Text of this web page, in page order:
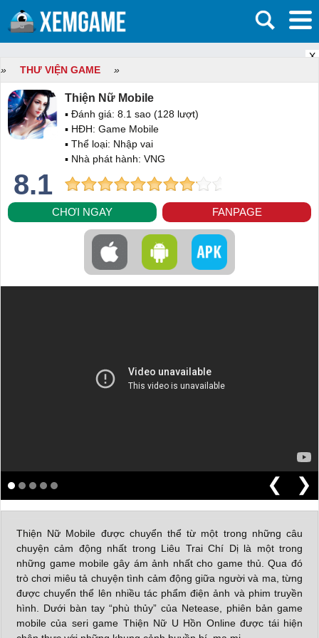
X
»
THƯ VIỆN GAME »
Thiện Nữ Mobile
▪ Đánh giá: 8.1 sao (128 lượt)
▪ HĐH: Game Mobile
▪ Thể loại: Nhập vai
▪ Nhà phát hành: VNG
8.1
CHƠI NGAY FANPAGE
❮ ❯
Thiện Nữ Mobile được chuyển thể từ một trong những câu
chuyện cảm động nhất trong Liêu Trai Chí Dị là một trong
những game mobile gây ám ảnh nhất cho game thủ. Qua đó
trò chơi miêu tả chuyện tình cảm động giữa người và ma, từng
được chuyển thể lên nhiều tác phẩm điện ảnh và phim truyền
hình. Dưới bàn tay “phù thủy” của Netease, phiên bản game
mobile của seri game Thiện Nữ U Hồn Online được tái hiện